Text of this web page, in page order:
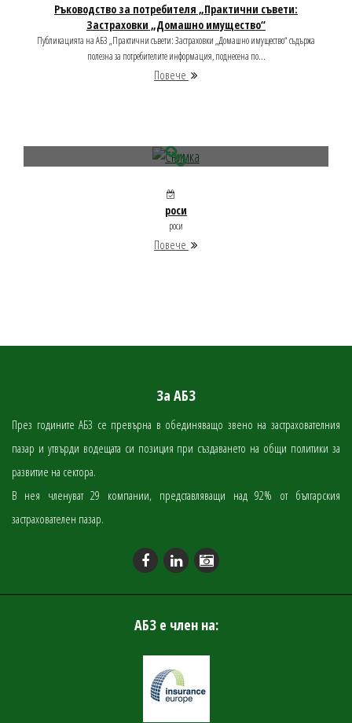
Ръководство за потребителя „Практични съвети:
Застраховки „Домашно имущество“
Публикацията на АБЗ „Практични съвети: Застраховки „Домашно имущество“ съдържа
полезна за потребителите информация, поднесена по...
Повече
роси
роси
Повече
За АБЗ
През годините АБЗ се превърна в обединяващо звено на застрахователния
пазар и утвърди водещата си позиция при създаването на общи политики за
развитие на сектора.
В нея членуват 29 компании, представляващи над 92% от българския
застрахователен пазар.
АБЗ е член на: